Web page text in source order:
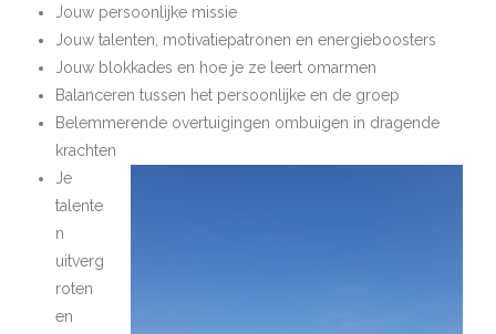
Jouw persoonlijke missie
Jouw talenten, motivatiepatronen en energieboosters
Jouw blokkades en hoe je ze leert omarmen
Balanceren tussen het persoonlijke en de groep
Belemmerende overtuigingen ombuigen in dragende
krachten
Je
talente
n
uitverg
roten
en